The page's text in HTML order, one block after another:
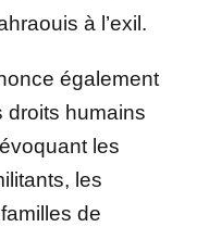
à l’exil.
également
droits humains
les
les
de